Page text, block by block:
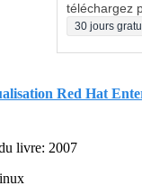
téléchargez
30 jours
Red Hat
livre: 2007